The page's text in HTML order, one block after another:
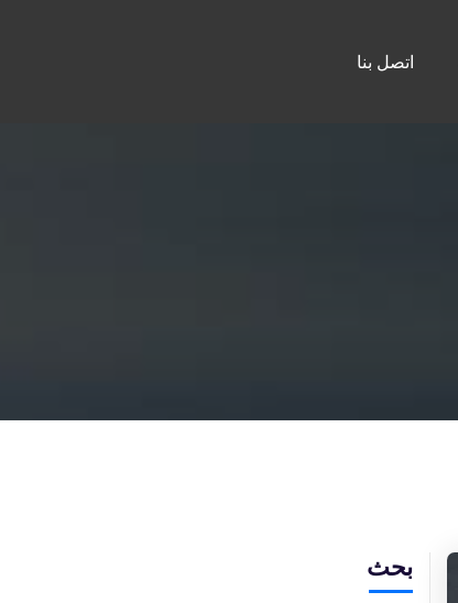
اتصل بنا
بحث